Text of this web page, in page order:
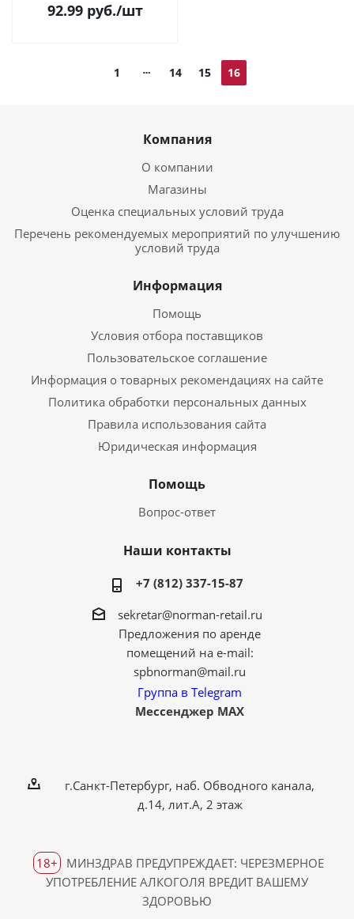
92.99руб./шт
1 14 15 16
Компания
О компании
Магазины
Оценка специальных условий труда
Перечень рекомендуемых мероприятий по улучшению
условий труда
Информация
Помощь
Условия отбора поставщиков
Пользовательское соглашение
Информация о товарных рекомендациях на сайте
Политика обработки персональных данных
Правила использования сайта
Юридическая информация
Помощь
Вопрос-ответ
Наши контакты
+7 (812) 337-15-87
sekretar@norman-retail.ru
Предложения по аренде
помещений на e-mail:
spbnorman@mail.ru
Группа в Telegram
Мессенджер MAX
г.Санкт-Петербург, наб. Обводного канала,
д.14, лит.А, 2 этаж
18+
МИНЗДРАВ ПРЕДУПРЕЖДАЕТ: ЧЕРЕЗМЕРНОЕ
УПОТРЕБЛЕНИЕ АЛКОГОЛЯ ВРЕДИТ ВАШЕМУ
ЗДОРОВЬЮ